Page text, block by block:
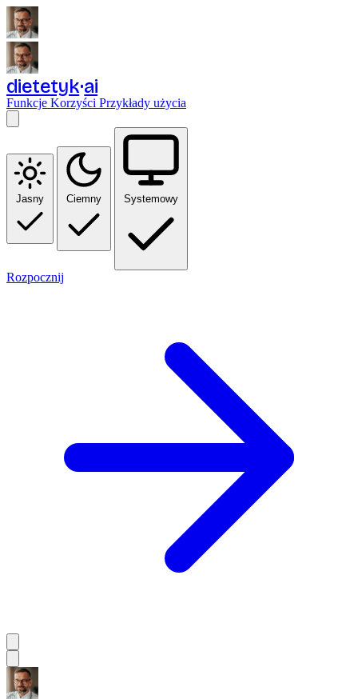
dietetyk ai
Funkcje Korzyści Przykłady użycia
Jasny Ciemny Systemowy
Rozpocznij